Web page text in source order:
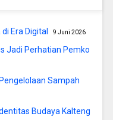
Era Digital 9 Juni 2026
Jadi Perhatian Pemko
Sampah
Budaya Kalteng